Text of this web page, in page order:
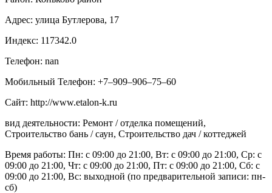
Адрес: улица Бутлерова, 17
Индекс: 117342.0
Телефон: nan
Мобильный Телефон: +7‒909‒906‒75‒60
Сайт: http://www.etalon-k.ru
вид деятельности: Ремонт / отделка помещений,
Строительство бань / саун, Строительство дач / коттеджей
Время работы: Пн: с 09:00 до 21:00, Вт: с 09:00 до 21:00, Ср: с
09:00 до 21:00, Чт: с 09:00 до 21:00, Пт: с 09:00 до 21:00, Сб: с
09:00 до 21:00, Вс: выходной (по предварительной записи: пн-
сб)